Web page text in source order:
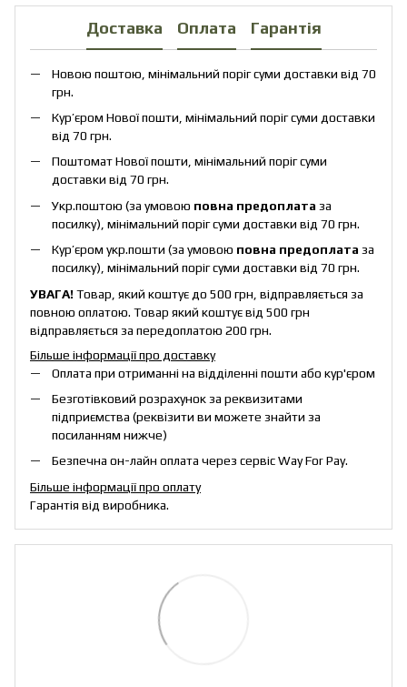
Доставка Оплата Гарантія
Новою поштою, мінімальний поріг суми доставки від 70
грн.
Кур’єром Нової пошти, мінімальний поріг суми доставки
від 70 грн.
Поштомат Нової пошти, мінімальний поріг суми
доставки від 70 грн.
Укр.поштою (за умовою повна предоплата за
посилку), мінімальний поріг суми доставки від 70 грн.
Кур’єром укр.пошти (за умовою повна предоплата за
посилку), мінімальний поріг суми доставки від 70 грн.
УВАГА!Товар, який коштує до 500 грн, відправляється за
повною оплатою. Товар який коштує від 500 грн
відправляється за передоплатою 200 грн.
Більше інформації про доставку
Оплата при отриманні на відділенні пошти або кур'єром
Безготівковий розрахунок за реквизитами
підприємства (реквізити ви можете знайти за
посиланням нижче)
Безпечна он-лайн оплата через сервіс Way For Pay.
Більше інформації про оплату
Гарантія від виробника.